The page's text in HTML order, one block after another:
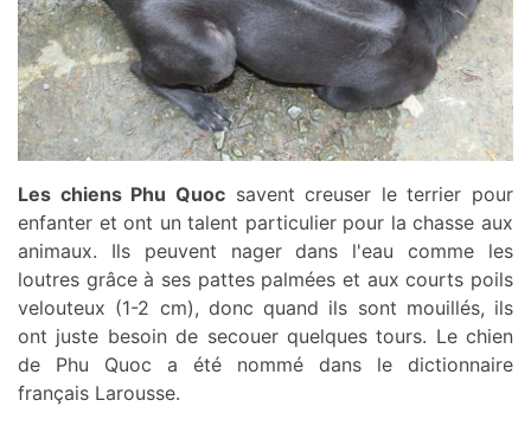
Les chiens Phu Quocsavent creuser le terrier pour
enfanter et ont un talent particulier pour la chasse aux
animaux. Ils peuvent nager dans l'eau comme les
loutres grâce à ses pattes palmées et aux courts poils
velouteux (1-2 cm), donc quand ils sont mouillés, ils
ont juste besoin de secouer quelques tours. Le chien
de Phu Quoc a été nommé dans le dictionnaire
français Larousse.